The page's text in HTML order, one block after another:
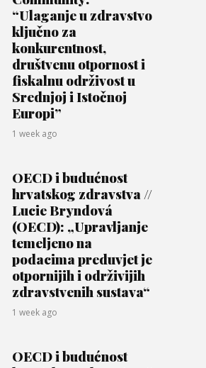
“Ulaganje u zdravstvo
ključno za
konkurentnost,
društvenu otpornost i
fiskalnu održivost u
Srednjoj i Istočnoj
Europi”
1 week ago
OECD i budućnost
hrvatskog zdravstva //
Lucie Bryndová
(OECD): „Upravljanje
temeljeno na
podacima preduvjet je
otpornijih i održivijih
zdravstvenih sustava“
1 week ago
OECD i budućnost